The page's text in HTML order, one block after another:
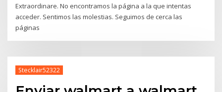
Extraordinare. No encontramos la página a la que intentas
acceder. Sentimos las molestias. Seguimos de cerca las
páginas
Stecklair52322